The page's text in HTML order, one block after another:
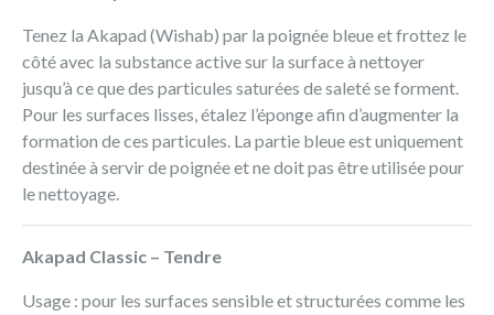
Tenez la Akapad (Wishab) par la poignée bleue et frottez le
côté avec la substance active sur la surface à nettoyer
jusqu’à ce que des particules saturées de saleté se forment.
Pour les surfaces lisses, étalez l’éponge afin d’augmenter la
formation de ces particules. La partie bleue est uniquement
destinée à servir de poignée et ne doit pas être utilisée pour
le nettoyage.
Akapad Classic – Tendre
Usage : pour les surfaces sensible et structurées comme les